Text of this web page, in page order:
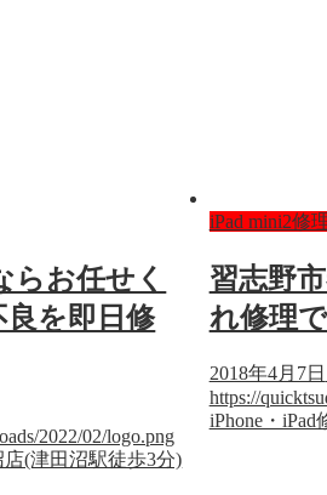
らお任せく
良を即日修
2022/02/logo.png
店(津田沼駅徒歩3分)
iPad mini2修
習志野
れ修理
2018年4月7日
https://
iPhone・